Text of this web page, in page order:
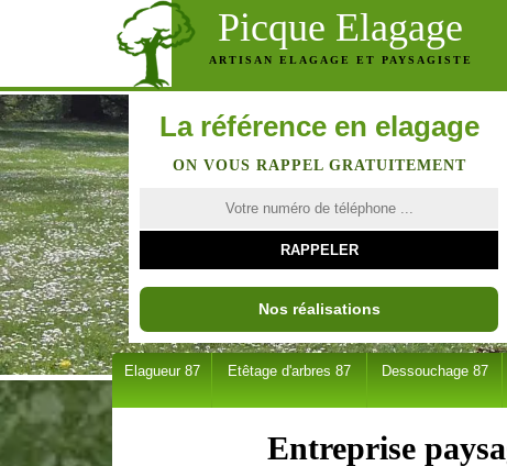
Picque Elagage
ARTISAN ELAGAGE ET PAYSAGISTE
La référence en elagage
ON VOUS RAPPEL GRATUITEMENT
Nos réalisations
Elagueur 87 Etêtage d'arbres 87 Dessouchage 87
Entreprise